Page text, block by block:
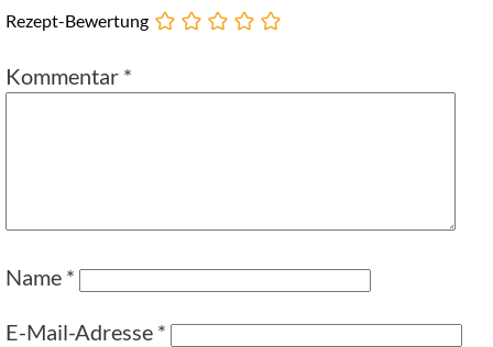
Rezept-Bewertung
Kommentar *
Name *
E-Mail-Adresse *